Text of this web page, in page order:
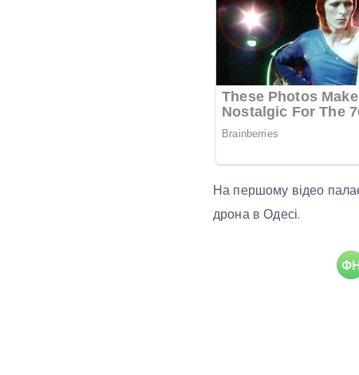
На першому відео
дрона в Одесі.